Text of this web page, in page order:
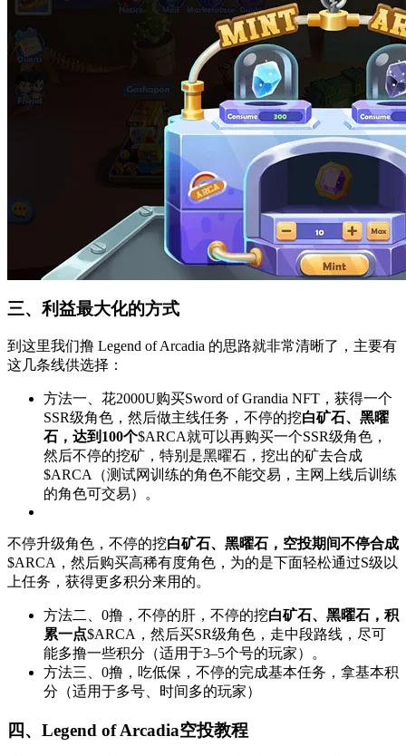
三、利益最大化的方式
到这里我们撸 Legend of Arcadia 的思路就非常清晰了，主要有
这几条线供选择：
方法一、花2000U购买Sword of Grandia NFT，获得一个
SSR级角色，然后做主线任务，不停的挖白矿石、黑曜
石，达到100个$ARCA就可以再购买一个SSR级角色，
然后不停的挖矿，特别是黑曜石，挖出的矿去合成
$ARCA（测试网训练的角色不能交易，主网上线后训练
的角色可交易）。
不停升级角色，不停的挖白矿石、黑曜石，空投期间不停合成
$ARCA，然后购买高稀有度角色，为的是下面轻松通过S级以
上任务，获得更多积分来用的。
方法二、0撸，不停的肝，不停的挖白矿石、黑曜石，积
累一点$ARCA，然后买SR级角色，走中段路线，尽可
能多撸一些积分（适用于3–5个号的玩家）。
方法三、0撸，吃低保，不停的完成基本任务，拿基本积
分（适用于多号、时间多的玩家）
四、Legend of Arcadia空投教程